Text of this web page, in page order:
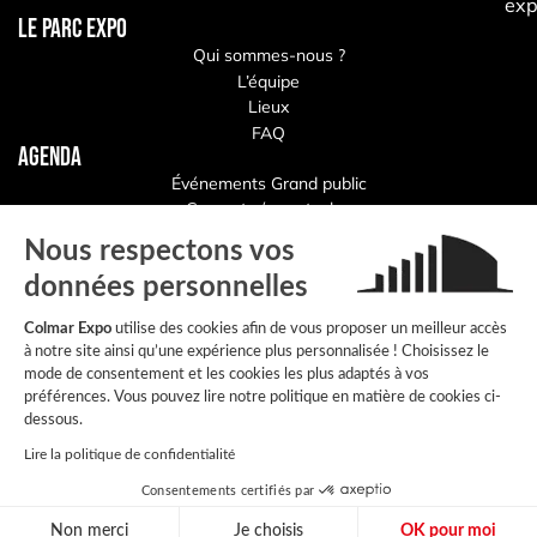
Nous respectons vos
données personnelles
Colmar Expo utilise des cookies afin de vous proposer un meilleur accès
à notre site ainsi qu’une expérience plus personnalisée ! Choisissez le
mode de consentement et les cookies les plus adaptés à vos
préférences. Vous pouvez lire notre politique en matière de cookies ci-
dessous.
Lire la politique de confidentialité
Consentements certifiés par
Non merci Je choisis OK pour moi
LE PARC EXPO
Qui sommes-nous ?
L’équipe
Lieux
FAQ
Agenda
Événements Grand public
Concerts / spectacles
Salons Professionnels
Congrès
Plan de site
Mentions légales
Politique de confidentialité
Registre d’accessibilité